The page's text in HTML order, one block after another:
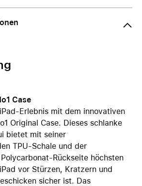
Case
Erlebnis mit dem innovativen
Original Case. Dieses schlanke
bietet mit seiner
TPU-Schale und der
Rückseite höchsten
vor Stürzen, Kratzern und
sicher ist. Das